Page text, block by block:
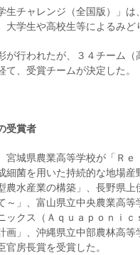
生チャレンジ（全国版）」
大学生や高校生等によるみ
が行われたが、３４チーム
て、受賞チームが決定した。
受賞者
宮城県農業高等学校が「Ｒ
細菌を用いた持続的な地場
農水産業の構築」、長野県
～」、富山県立中央農業高
ックス（Ａｑｕａｐｏｎｉ
画」、沖縄県立中部農林高
官房長賞を受賞した。